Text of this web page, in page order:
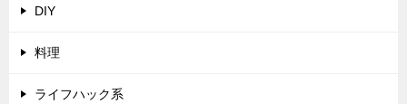
DIY
料理
ライフハック系